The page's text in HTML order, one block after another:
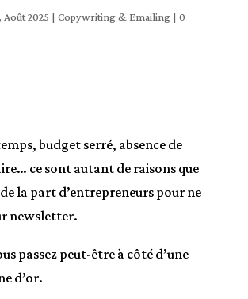
Août 2025 | Copywriting & Emailing| 0
budget serré, absence de
ce sont autant de raisons que
la part d’entrepreneurs pour ne
newsletter.
passez peut-être à côté d’une
d’or.